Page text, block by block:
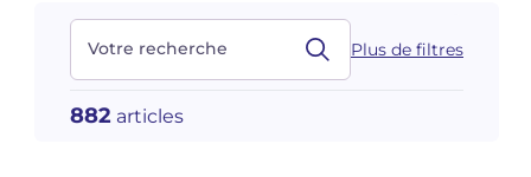
Votre recherche Plus de filtres
882 articles
Batterie Fanfare
Variété
Philippe LEROUX
Maurice OHANA
Philippe LEROUX
Maurice OHANA